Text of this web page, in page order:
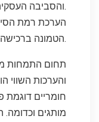
והסביבה העסקית בה הוא פועל.
הערכת רמת
הטמונה ברכישה.
תחום התמחות
והערכות השווי
חומריים דוגמת
מותגים